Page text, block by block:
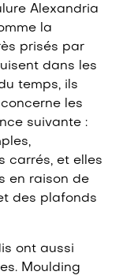
Alexandria
la
prisés par
dans les
temps, ils
les
suivante :
carrés, et elles
en raison de
des plafonds
ont aussi
Moulding